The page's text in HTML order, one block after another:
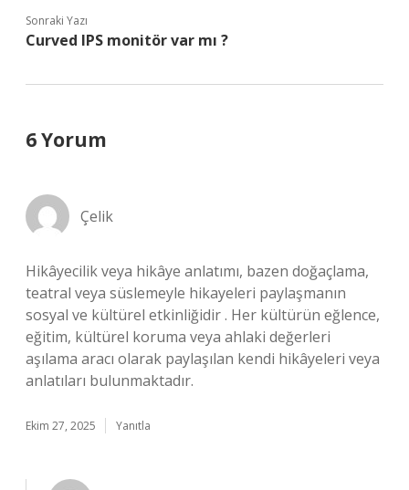
Sonraki Yazı
Curved IPS monitör var mı ?
6 Yorum
Çelik
Hikâyecilik veya hikâye anlatımı, bazen doğaçlama,
teatral veya süslemeyle hikayeleri paylaşmanın
sosyal ve kültürel etkinliğidir . Her kültürün eğlence,
eğitim, kültürel koruma veya ahlaki değerleri
aşılama aracı olarak paylaşılan kendi hikâyeleri veya
anlatıları bulunmaktadır.
Ekim 27, 2025 Yanıtla